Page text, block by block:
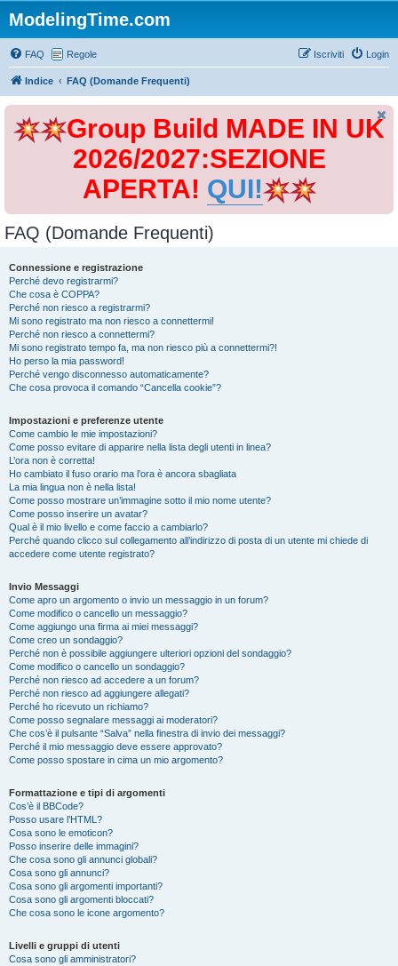
ModelingTime.com
FAQ Regole Login
Iscriviti
Indice FAQ (Domande Frequenti)
Group Build MADE IN UK
2026/2027:SEZIONE
APERTA! QUI!
FAQ (Domande Frequenti)
Connessione e registrazione
Perché devo registrarmi?
Che cosa è COPPA?
Perché non riesco a registrarmi?
Mi sono registrato ma non riesco a connettermi!
Perché non riesco a connettermi?
Mi sono registrato tempo fa, ma non riesco più a connettermi?!
Ho perso la mia password!
Perché vengo disconnesso automaticamente?
Che cosa provoca il comando “Cancella cookie”?
Impostazioni e preferenze utente
Come cambio le mie impostazioni?
Come posso evitare di apparire nella lista degli utenti in linea?
L’ora non è corretta!
Ho cambiato il fuso orario ma l’ora è ancora sbagliata
La mia lingua non è nella lista!
Come posso mostrare un’immagine sotto il mio nome utente?
Come posso inserire un avatar?
Qual è il mio livello e come faccio a cambiarlo?
Perché quando clicco sul collegamento all’indirizzo di posta di un utente mi chiede di
accedere come utente registrato?
Invio Messaggi
Come apro un argomento o invio un messaggio in un forum?
Come modifico o cancello un messaggio?
Come aggiungo una firma ai miei messaggi?
Come creo un sondaggio?
Perché non è possibile aggiungere ulteriori opzioni del sondaggio?
Come modifico o cancello un sondaggio?
Perché non riesco ad accedere a un forum?
Perché non riesco ad aggiungere allegati?
Perché ho ricevuto un richiamo?
Come posso segnalare messaggi ai moderatori?
Che cos’è il pulsante “Salva” nella finestra di invio dei messaggi?
Perché il mio messaggio deve essere approvato?
Come posso spostare in cima un mio argomento?
Formattazione e tipi di argomenti
Cos’è il BBCode?
Posso usare l’HTML?
Cosa sono le emoticon?
Posso inserire delle immagini?
Che cosa sono gli annunci globali?
Cosa sono gli annunci?
Cosa sono gli argomenti importanti?
Cosa sono gli argomenti bloccati?
Che cosa sono le icone argomento?
Livelli e gruppi di utenti
Cosa sono gli amministratori?